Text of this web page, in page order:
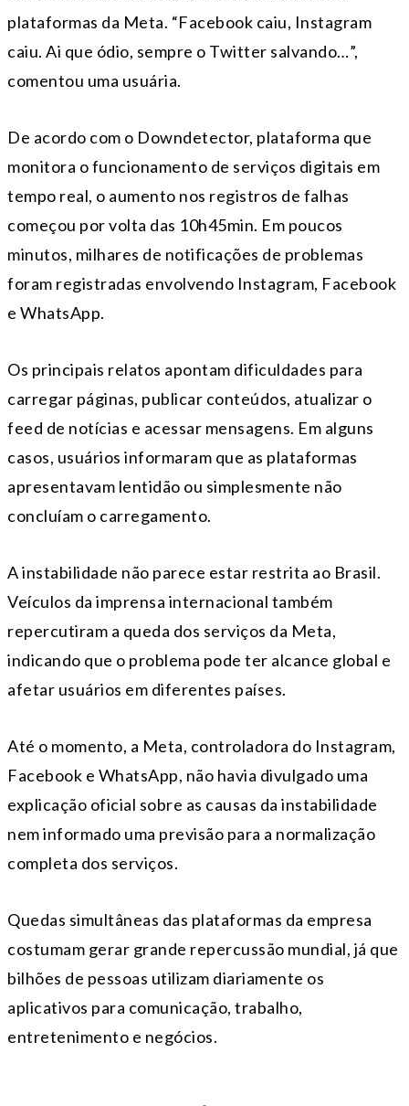
plataformas da Meta. “Facebook caiu, Instagram
caiu. Ai que ódio, sempre o Twitter salvando…”,
comentou uma usuária.
De acordo com o Downdetector, plataforma que
monitora o funcionamento de serviços digitais em
tempo real, o aumento nos registros de falhas
começou por volta das 10h45min. Em poucos
minutos, milhares de notificações de problemas
foram registradas envolvendo Instagram, Facebook
e WhatsApp.
Os principais relatos apontam dificuldades para
carregar páginas, publicar conteúdos, atualizar o
feed de notícias e acessar mensagens. Em alguns
casos, usuários informaram que as plataformas
apresentavam lentidão ou simplesmente não
concluíam o carregamento.
A instabilidade não parece estar restrita ao Brasil.
Veículos da imprensa internacional também
repercutiram a queda dos serviços da Meta,
indicando que o problema pode ter alcance global e
afetar usuários em diferentes países.
Até o momento, a Meta, controladora do Instagram,
Facebook e WhatsApp, não havia divulgado uma
explicação oficial sobre as causas da instabilidade
nem informado uma previsão para a normalização
completa dos serviços.
Quedas simultâneas das plataformas da empresa
costumam gerar grande repercussão mundial, já que
bilhões de pessoas utilizam diariamente os
aplicativos para comunicação, trabalho,
entretenimento e negócios.